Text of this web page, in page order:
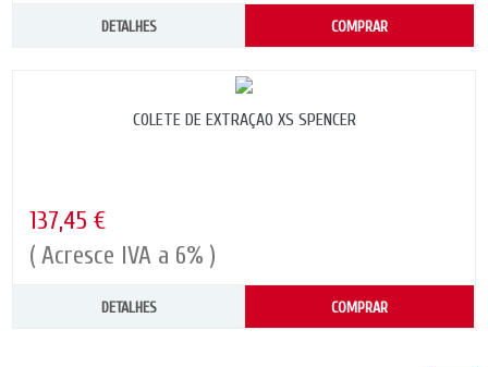
DETALHES COMPRAR
COLETE DE EXTRAÇAO XS SPENCER
137,45 €
( Acresce IVA a 6% )
DETALHES COMPRAR